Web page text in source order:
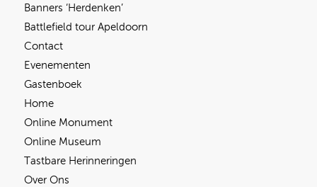
Banners ‘Herdenken’
Battlefield tour Apeldoorn
Contact
Evenementen
Gastenboek
Home
Online Monument
Online Museum
Tastbare Herinneringen
Over Ons